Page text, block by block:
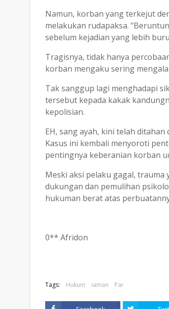
Namun, korban yang terkejut
melakukan rudapaksa.
sebelum kejadian yang lebih
Tragisnya, tidak hanya
korban mengaku sering
Tak sanggup lagi menghadapi
tersebut kepada kakak
kepolisian.
EH, sang ayah, kini telah
Kasus ini kembali menyoroti
pentingnya keberanian korban
Meski aksi pelaku gagal, trauma
dukungan dan pemulihan
hukuman berat atas
0** Afridon
Tags: Hukum iaman Par